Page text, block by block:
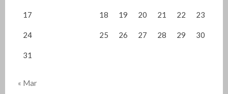
17 18 19 20 21 22 23
24 25 26 27 28 29 30
31
« Mar